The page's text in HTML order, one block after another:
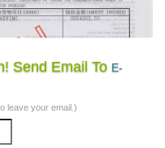
Send Email To E-
leave your email.)